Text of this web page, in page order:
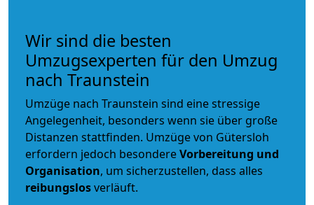
Wir sind die besten
Umzugsexperten für den Umzug
nach Traunstein
Umzüge nach Traunstein sind eine stressige
Angelegenheit, besonders wenn sie über große
Distanzen stattfinden. Umzüge von Gütersloh
erfordern jedoch besondereVorbereitung und
Organisation, um sicherzustellen, dass alles
reibungslosverläuft.